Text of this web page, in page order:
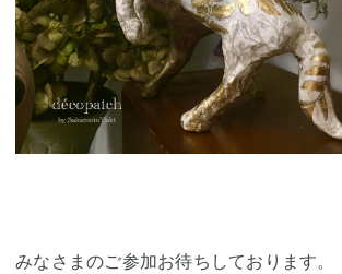
みなさまのご参加お待ちしております。